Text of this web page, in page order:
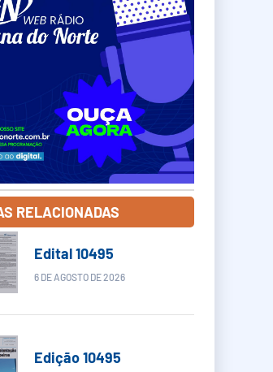
RELACIONADAS
Edital 10495
6 DE AGOSTO DE 2026
Edição 10495